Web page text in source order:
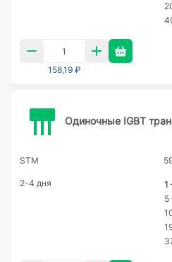
158,19 ₽
Одиночные IGBT
STM
2-4 дня 1
5